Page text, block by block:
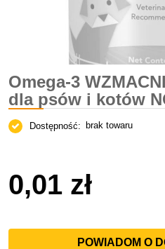
Omega-3
dla psów i kotów
Dostępność: brak towaru
0,01 zł
POWIADOM O